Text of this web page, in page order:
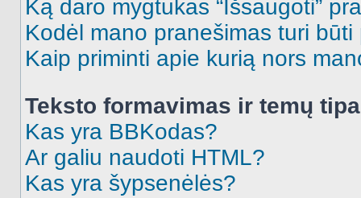
Ką daro mygtukas “Išsaugoti”
Kodėl mano pranešimas turi būti
Kaip priminti apie kurią nors
Teksto formavimas ir temų
Kas yra BBKodas?
Ar galiu naudoti HTML?
Kas yra šypsenėlės?